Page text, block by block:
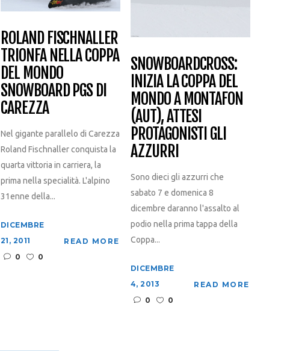
SNOWBOARDCROSS:
INIZIA LA COPPA DEL
MONDO A MONTAFON
(AUT), ATTESI
PROTAGONISTI GLI
AZZURRI
Sono dieci gli azzurri che
sabato 7 e domenica 8
dicembre daranno l'assalto al
podio nella prima tappa della
Coppa...
DICEMBRE
4, 2013
0
0
READ MORE
ROLAND FISCHNALLER
TRIONFA NELLA COPPA
DEL MONDO
SNOWBOARD PGS DI
CAREZZA
Nel gigante parallelo di Carezza
Roland Fischnaller conquista la
quarta vittoria in carriera, la
prima nella specialità. L'alpino
31enne della...
DICEMBRE
21, 2011
0
0
READ MORE